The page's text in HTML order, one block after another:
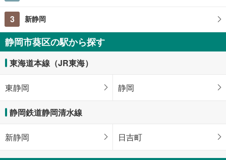
3 新静岡
静岡市葵区の駅から探す
東海道本線（JR東海）
東静岡 静岡
静岡鉄道静岡清水線
新静岡 日吉町